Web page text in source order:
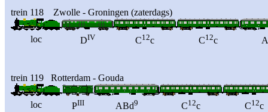
trein 118 Zwolle - Groningen (zaterdags)
loc DIV C12c C12c
trein 119 Rotterdam - Gouda
loc PIII ABd9 C12c C12c